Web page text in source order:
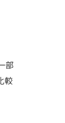
部
較